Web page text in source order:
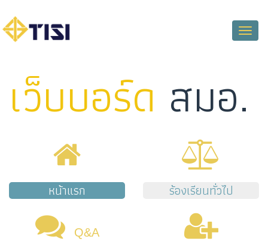
Toggle
เว็บบอร์ด สมอ.
หน้าแรก ร้องเรียนทั่วไป
Q&A